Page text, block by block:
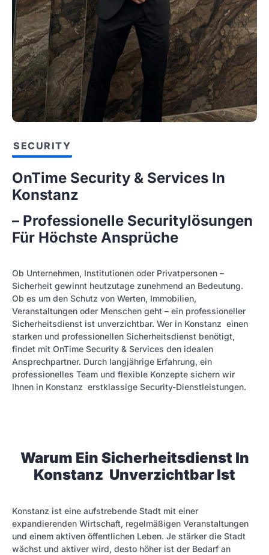
SECURITY
OnTime Security & Services In
Konstanz
– Professionelle Securitylösungen
Für Höchste Ansprüche
Ob Unternehmen, Institutionen oder Privatpersonen –
Sicherheit gewinnt heutzutage zunehmend an Bedeutung.
Ob es um den Schutz von Werten, Immobilien,
Veranstaltungen oder Menschen geht – ein professioneller
Sicherheitsdienst ist unverzichtbar. Wer in Konstanz einen
starken und professionellen Sicherheitsdienst benötigt,
findet mit OnTime Security & Services den idealen
Ansprechpartner. Durch langjährige Erfahrung, ein
professionelles Team und flexible Konzepte sichern wir
Ihnen in Konstanz erstklassige Security-Dienstleistungen.
Warum Ein Sicherheitsdienst In
Konstanz Unverzichtbar Ist
Konstanz ist eine aufstrebende Stadt mit einer
expandierenden Wirtschaft, regelmäßigen Veranstaltungen
und einem aktiven öffentlichen Leben. Je stärker die Stadt
wächst und aktiver wird, desto höher ist der Bedarf an